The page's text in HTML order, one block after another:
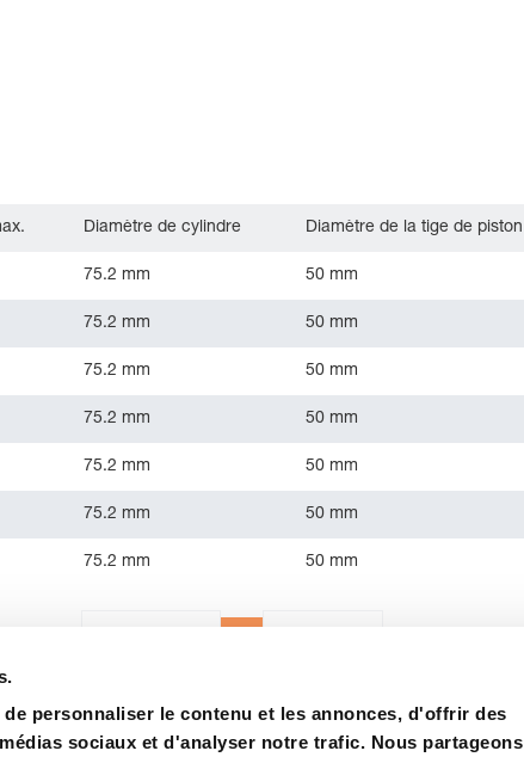
personnaliser le contenu et les annonces, d'offrir des
sociaux et d'analyser notre trafic. Nous partageons
Diamètre de cylindre Diamètre de la tige de piston
75.2 mm 50 mm
75.2 mm 50 mm
75.2 mm 50 mm
75.2 mm 50 mm
75.2 mm 50 mm
75.2 mm 50 mm
75.2 mm 50 mm